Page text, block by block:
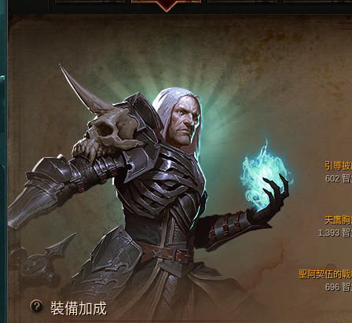
天鷹胸
1,393 智
聖阿契伍的戰
696 智
引導披
602 智
裝備加成